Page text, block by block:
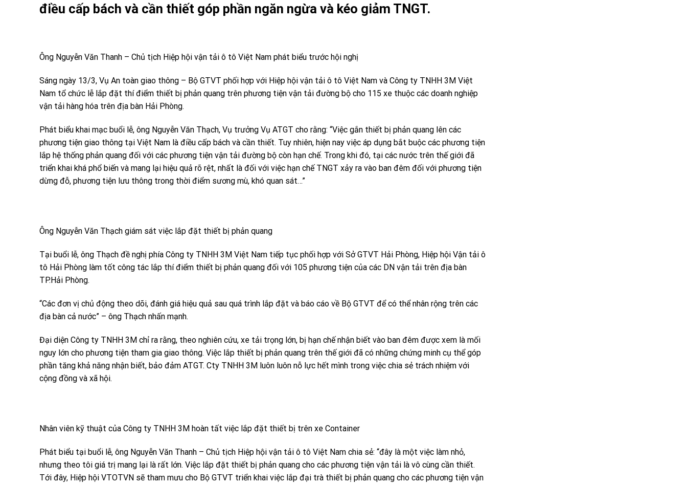
điều cấp bách và cần thiết góp phần ngăn ngừa và kéo giảm TNGT.
Ông Nguyễn Văn Thanh – Chủ tịch Hiệp hội vận tải ô tô Việt Nam phát biểu trước hội nghị
Sáng ngày 13/3, Vụ An toàn giao thông – Bộ GTVT phối hợp với Hiệp hội vận tải ô tô Việt Nam và Công ty TNHH 3M Việt
Nam tổ chức lễ lắp đặt thí điểm thiết bị phản quang trên phương tiện vận tải đường bộ cho 115 xe thuộc các doanh nghiệp
vận tải hàng hóa trên địa bàn Hải Phòng.
Phát biểu khai mạc buổi lễ, ông Nguyễn Văn Thạch, Vụ trưởng Vụ ATGT cho rằng: “Việc gắn thiết bị phản quang lên các
phương tiện giao thông tại Việt Nam là điều cấp bách và cần thiết. Tuy nhiên, hiện nay việc áp dụng bắt buộc các phương tiện
lắp hệ thống phản quang đối với các phương tiện vận tải đường bộ còn hạn chế. Trong khi đó, tại các nước trên thế giới đã
triển khai khá phổ biến và mang lại hiệu quả rõ rệt, nhất là đối với việc hạn chế TNGT xảy ra vào ban đêm đối với phương tiện
dừng đỗ, phương tiện lưu thông trong thời điểm sương mù, khó quan sát…”
Ông Nguyễn Văn Thạch giám sát việc lắp đặt thiết bị phản quang
Tại buổi lễ, ông Thạch đề nghị phía Công ty TNHH 3M Việt Nam tiếp tục phối hợp với Sở GTVT Hải Phòng, Hiệp hội Vận tải ô
tô Hải Phòng làm tốt công tác lắp thí điểm thiết bị phản quang đối với 105 phương tiện của các DN vận tải trên địa bàn
TP.Hải Phòng.
“Các đơn vị chủ động theo dõi, đánh giá hiệu quả sau quá trình lắp đặt và báo cáo về Bộ GTVT để có thể nhân rộng trên các
địa bàn cả nước” – ông Thạch nhấn mạnh.
Đại diện Công ty TNHH 3M chỉ ra rằng, theo nghiên cứu, xe tải trọng lớn, bị hạn chế nhận biết vào ban đêm được xem là mối
nguy lớn cho phương tiện tham gia giao thông. Việc lắp thiết bị phản quang trên thế giới đã có những chứng minh cụ thể góp
phần tăng khả năng nhận biết, bảo đảm ATGT. Cty TNHH 3M luôn luôn nỗ lực hết mình trong việc chia sẻ trách nhiệm với
cộng đồng và xã hội.
Nhân viên kỹ thuật của Công ty TNHH 3M hoàn tất việc lắp đặt thiết bị trên xe Container
Phát biểu tại buổi lễ, ông Nguyễn Văn Thanh – Chủ tịch Hiệp hội vận tải ô tô Việt Nam chia sẻ: “đây là một việc làm nhỏ,
nhưng theo tôi giá trị mang lại là rất lớn. Việc lắp đặt thiết bị phản quang cho các phương tiện vận tải là vô cùng cần thiết.
Tới đây, Hiệp hội VTOTVN sẽ tham mưu cho Bộ GTVT triển khai việc lắp đại trà thiết bị phản quang cho các phương tiện vận